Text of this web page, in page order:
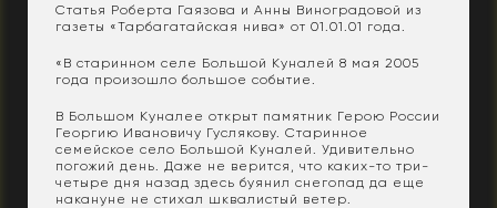
Статья Роберта Гаязова и Анны Виноградовой из
газеты «Тарбагатайская нива» от 01.01.01 года.
«В старинном селе Большой Куналей 8 мая 2005
года произошло большое событие.
В Большом Куналее открыт памятник Герою России
Георгию Ивановичу Гуслякову. Старинное
семейское село Большой Куналей. Удивительно
погожий день. Даже не верится, что каких-то три-
четыре дня назад здесь буянил снегопад да еще
накануне не стихал шквалистый ветер.